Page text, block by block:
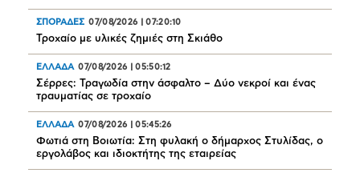
ΣΠΟΡΑΔΕΣ 07/08/2026 07:20:10
Τροχαίο με υλικές ζημιές στη Σκιάθο
ΕΛΛΑΔΑ 07/08/2026 05:50:12
Σέρρες: Τραγωδία στην άσφαλτο – Δύο νεκροί και ένας
τραυματίας σε τροχαίο
ΕΛΛΑΔΑ 07/08/2026 05:45:26
Φωτιά στη Βοιωτία: Στη φυλακή ο δήμαρχος Στυλίδας, ο
εργολάβος και ιδιοκτήτης της εταιρείας